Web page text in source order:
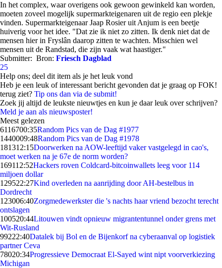
In het complex, waar overigens ook gewoon gewinkeld kan worden,
moeten zoveel mogelijk supermarkteigenaren uit de regio een plekje
vinden. Supermarkteigenaar Jaap Rosier uit Anjum is een beetje
huiverig voor het idee. "Dat zie ik niet zo zitten. Ik denk niet dat de
mensen hier in Fryslân daarop zitten te wachten. Misschien wel
mensen uit de Randstad, die zijn vaak wat haastiger."
Submitter: Bron: Friesch Dagblad
25
Help ons; deel dit item als je het leuk vond
Heb je een leuk of interessant bericht gevonden dat je graag op FOK!
terug ziet? Tip ons dan via de submit!
Zoek jij altijd de leukste nieuwtjes en kun je daar leuk over schrijven?
Meld je aan als nieuwsposter!
Meest gelezen
6116700:35Random Pics van de Dag #1977
1440009:48Random Pics van de Dag #1978
181312:15Doorwerken na AOW-leeftijd vaker vastgelegd in cao's,
moet werken na je 67e de norm worden?
169112:52Hackers roven Coldcard-bitcoinwallets leeg voor 114
miljoen dollar
129522:27Kind overleden na aanrijding door AH-bestelbus in
Dordrecht
123006:40Zorgmedewerkster die 's nachts haar vriend bezocht terecht
ontslagen
100520:44Litouwen vindt opnieuw migrantentunnel onder grens met
Wit-Rusland
99222:40Datalek bij Bol en de Bijenkorf na cyberaanval op logistiek
partner Ceva
78020:34Progressieve Democraat El-Sayed wint nipt voorverkiezing
Michigan